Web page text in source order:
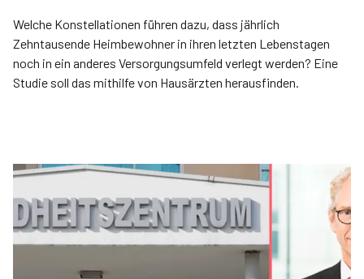
Welche Konstellatio­nen führen dazu, dass jährlich
Zehntausende Heimbewohner in ihren letzten Lebenstagen
noch in ein anderes Versorgungsumfeld verlegt werden? Eine
Studie soll das mithilfe von Hausärzten herausfinden.